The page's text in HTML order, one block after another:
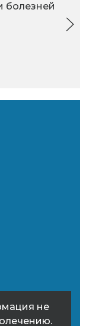
болезней
не